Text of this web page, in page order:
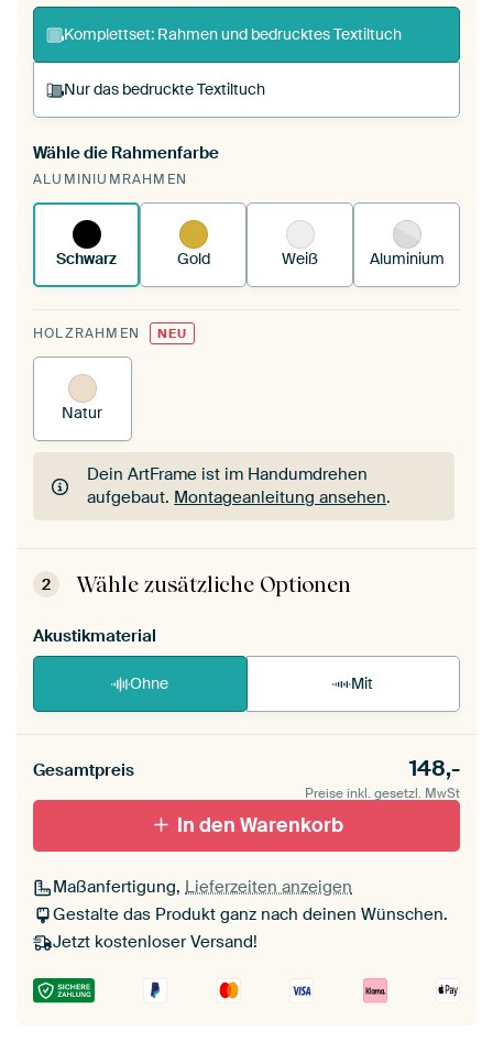
Komplettset: Rahmen und bedrucktes Textiltuch
Nur das bedruckte Textiltuch
Du spannst einen wechselbaren Textiltuch in
deinen vorhandenen ArtFrame™.
funktioniert es.
Wähle die Rahmenfarbe
ALUMINIUMRAHMEN
Schwarz Gold Weiß Aluminium
HOLZRAHMEN NEU
Natur
Dein ArtFrame ist im Handumdrehen
aufgebaut. Montageanleitung ansehen.
Dein ArtFrame ist im Handumdrehen
aufgebaut.Montageanleitung ansehen
2 Wähle zusätzliche Optionen
Akustikmaterial
Ohne Mit
Gesamtpreis 148,-
Preise inkl. gesetzl. MwSt
In den Warenkorb
Maßanfertigung, Lieferzeiten anzeigen
Gestalte das Produkt ganz nach deinen Wünschen.
Jetzt kostenloser Versand!